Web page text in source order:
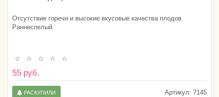
Отсутствие горечи и высокие вкусовые качества плодов.
Раннеспелый.
55 руб.
Артикул: 7145
РАСКУПИЛИ